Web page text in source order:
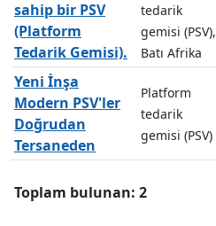
sahip bir PSV
(Platform
Tedarik Gemisi).
tedarik
gemisi (PSV),
Batı Afrika
Yeni İnşa
Modern PSV'ler
Doğrudan
Tersaneden
Platform
tedarik
gemisi (PSV)
Toplam bulunan: 2